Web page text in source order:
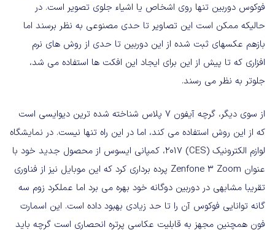
فوکوس دوربین تنها روی اشخاص یا اشیاء جلوی تصویر است. در
حالیکه ممکن است این تصاویر تا حدی مصنوعی به نظر برسند اما
بازهم عکسهای ثبت شده از این دوربین تا حدی از روش های نرم
افزاری که تا پیش از این برای ایجاد این افکت ها استفاده می شد،
جلوتر به نظر می رسند.
از سوی دیگر، گرچه آیفون 7 پلاس شناخته شده ترین دیوایسی است
که از این روش استفاده می کند، اما در این راه تنها نیست. در نمایشگاه
لوازم الکترونیک (CES) 2017، کمپانی ایسوس از محصول جدید خود با
عنوان Zenfone 3 Zoom پرده برداری کرد که این موبایل نیز از فناوری
تقریبا مشابهی در دوربین دوگانه خود بهره می برد اما عملکرد زوم سه
گانه توانایی فوکوس آن را تا حد زیادی بهبود داده است. این اسمارت
فون همچنین مجهز به قابلیت عکاسی پرتره انحصاری است گرچه باید